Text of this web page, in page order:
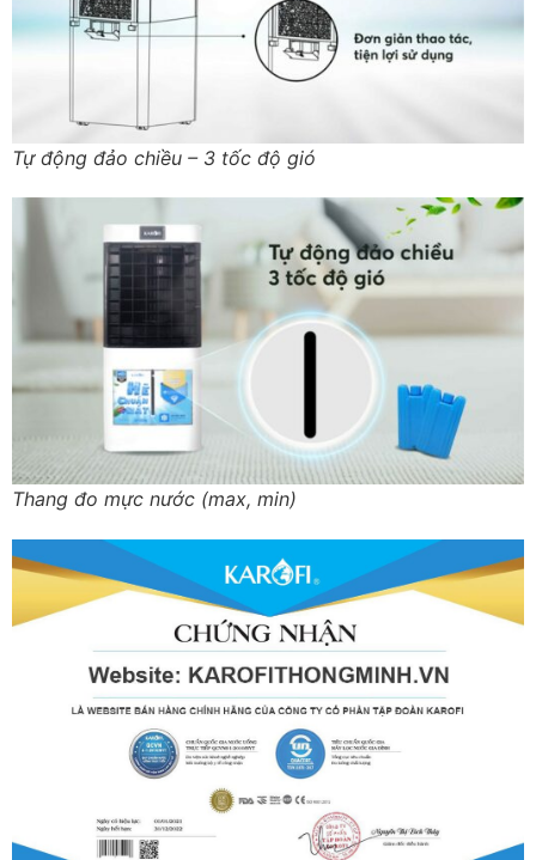
Tự động đảo chiều – 3 tốc độ gió
Thang đo mực nước (max, min)